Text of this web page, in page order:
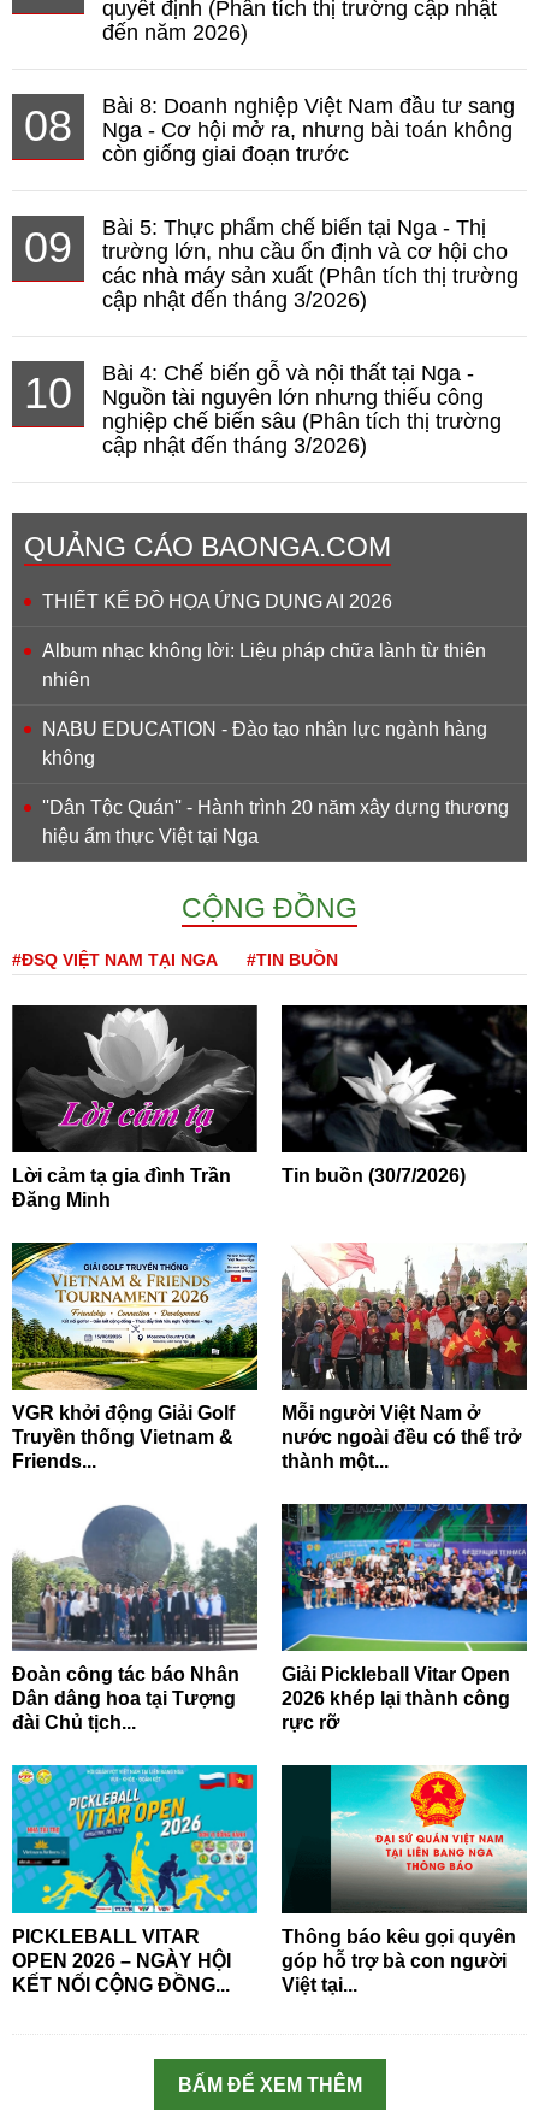
quyết định (Phân tích thị trường cập nhật
đến năm 2026)
08
Bài 8: Doanh nghiệp Việt Nam đầu tư sang
Nga - Cơ hội mở ra, nhưng bài toán không
còn giống giai đoạn trước
09
Bài 5: Thực phẩm chế biến tại Nga - Thị
trường lớn, nhu cầu ổn định và cơ hội cho
các nhà máy sản xuất (Phân tích thị trường
cập nhật đến tháng 3/2026)
10
Bài 4: Chế biến gỗ và nội thất tại Nga -
Nguồn tài nguyên lớn nhưng thiếu công
nghiệp chế biến sâu (Phân tích thị trường
cập nhật đến tháng 3/2026)
QUẢNG CÁO BAONGA.COM
THIẾT KẾ ĐỒ HỌA ỨNG DỤNG AI 2026
Album nhạc không lời: Liệu pháp chữa lành từ thiên
nhiên
NABU EDUCATION - Đào tạo nhân lực ngành hàng
không
''Dân Tộc Quán'' - Hành trình 20 năm xây dựng thương
hiệu ẩm thực Việt tại Nga
CỘNG ĐỒNG
#ĐSQ VIỆT NAM TẠI NGA #TIN BUỒN
Lời cảm tạ gia đình Trần
Đăng Minh
Tin buồn (30/7/2026)
VGR khởi động Giải Golf
Truyền thống Vietnam &
Friends...
Mỗi người Việt Nam ở
nước ngoài đều có thể trở
thành một...
Đoàn công tác báo Nhân
Dân dâng hoa tại Tượng
đài Chủ tịch...
Giải Pickleball Vitar Open
2026 khép lại thành công
rực rỡ
PICKLEBALL VITAR
OPEN 2026 – NGÀY HỘI
KẾT NỐI CỘNG ĐỒNG...
Thông báo kêu gọi quyên
góp hỗ trợ bà con người
Việt tại...
BẤM ĐỂ XEM THÊM